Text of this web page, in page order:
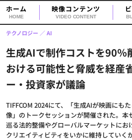
ホーム
HOME
映像コンテンツ
VIDEO CONTENT
生成AIで制作コストを90
おける可能性と脅威を経産
ー・投資家が議論
TIFFCOM 2024にて、「生成AIが映画にも
像」のトークセッションが開催された。本
巡る法的整備やグローバルマーケットにお
クリエイティビティをいかに維持していく
テクノロジー AI